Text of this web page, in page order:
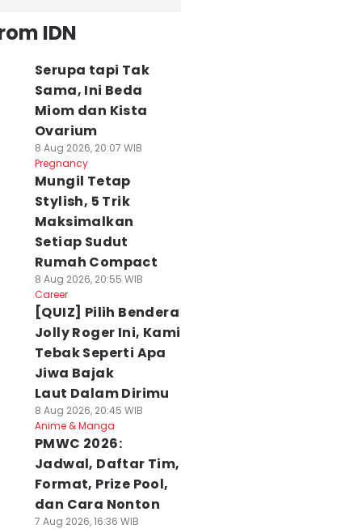
IDN
Serupa tapi Tak
Sama, Ini Beda
Miom dan Kista
Ovarium
8 Aug 2026, 20:07 WIB
Pregnancy
Mungil Tetap
Stylish, 5 Trik
Maksimalkan
Setiap Sudut
Rumah Compact
8 Aug 2026, 20:55 WIB
Career
[QUIZ] Pilih Bendera
Jolly Roger Ini, Kami
Tebak Seperti Apa
Jiwa Bajak
Laut Dalam Dirimu
8 Aug 2026, 20:45 WIB
Anime & Manga
PMWC 2026:
Jadwal, Daftar Tim,
Format, Prize Pool,
dan Cara Nonton
7 Aug 2026, 16:36 WIB